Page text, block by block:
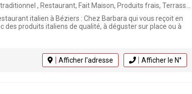
Fait Maison, Produits frais, Terrasse, Poissons et Coquillages, Click & Collect, Charcuterie, Restaurant italien, Epicerie fine
italien à Béziers : Chez Barbara qui vous reçoit en
des produits italiens de qualité, à déguster sur place ou à
Afficher l'adresse Afficher le N°